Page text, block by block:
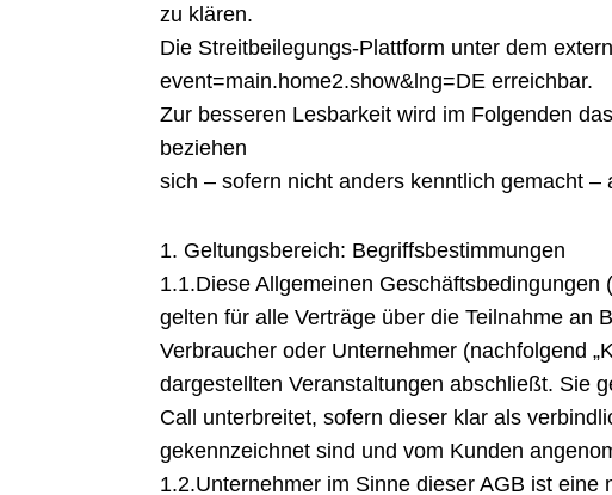
zu klären.
Die Streitbeilegungs-Plattform unter dem
event=main.home2.show&lng=DE erreichbar.
Zur besseren Lesbarkeit wird im Folgenden
beziehen
sich – sofern nicht anders kenntlich gemacht –
1. Geltungsbereich: Begriffsbestimmungen
1.1.Diese Allgemeinen Geschäftsbedingungen
gelten für alle Verträge über die Teilnahme an
Verbraucher oder Unternehmer (nachfolgend
dargestellten Veranstaltungen abschließt. Sie
Call unterbreitet, sofern dieser klar als
gekennzeichnet sind und vom Kunden
1.2.Unternehmer im Sinne dieser AGB ist